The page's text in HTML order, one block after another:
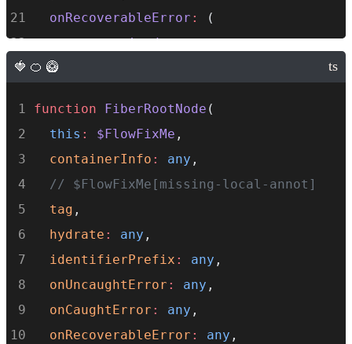
onRecoverableError :
(
error: mixed,
formState
ReactFormState
// 1. FiberRoot 객체 생성. RootTag가 전
const
    containerInfo,
    hydrate,
    identifierPrefix,
function FiberRootNode (
this : $FlowFixMe ,
containerInfo : any ,
// $FlowFixMe[missing-local-annot]
tag ,
hydrate : any ,
identifierPrefix : any ,
onUncaughtError : any ,
onCaughtError : any ,
onRecoverableError : any ,